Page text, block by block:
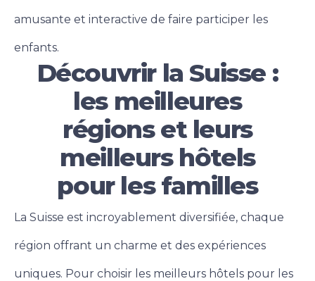
amusante et interactive de faire participer les
enfants.
Découvrir la Suisse :
les meilleures
régions et leurs
meilleurs hôtels
pour les familles
La Suisse est incroyablement diversifiée, chaque
région offrant un charme et des expériences
uniques. Pour choisir les meilleurs hôtels pour les